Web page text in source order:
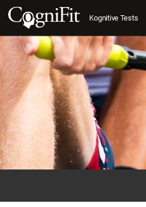
Kognitive Tests